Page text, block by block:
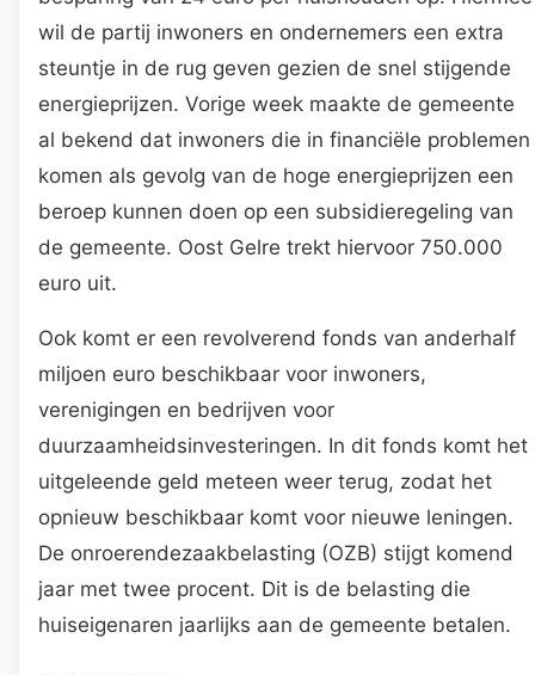
wil de partij inwoners en ondernemers een extra
steuntje in de rug geven gezien de snel stijgende
energieprijzen. Vorige week maakte de gemeente
al bekend dat inwoners die in financiële problemen
komen als gevolg van de hoge energieprijzen een
beroep kunnen doen op een subsidieregeling van
de gemeente. Oost Gelre trekt hiervoor 750.000
euro uit.
Ook komt er een revolverend fonds van anderhalf
miljoen euro beschikbaar voor inwoners,
verenigingen en bedrijven voor
duurzaamheidsinvesteringen. In dit fonds komt het
uitgeleende geld meteen weer terug, zodat het
opnieuw beschikbaar komt voor nieuwe leningen.
De onroerendezaakbelasting (OZB) stijgt komend
jaar met twee procent. Dit is de belasting die
huiseigenaren jaarlijks aan de gemeente betalen.